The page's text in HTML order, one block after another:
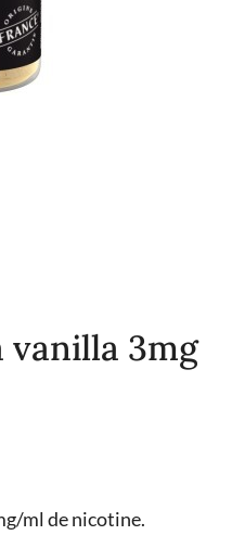
vanilla 3mg
ml de nicotine.